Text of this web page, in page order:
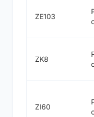
ZE103
ZK8
ZI60